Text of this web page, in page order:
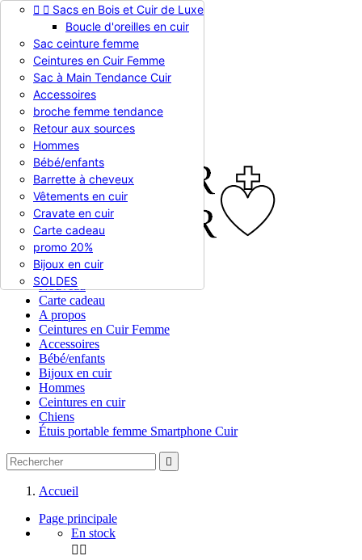
Appelez-nous :0786510612
EUR € 
EUR €
RUB RUB
Connexion
shopping_cart Panier (0)
  En stock
  Sacs en Bois et Cuir de Luxe
Boucle d'oreilles en cuir
Sac ceinture femme
Ceintures en Cuir Femme
Sac à Main Tendance Cuir
Accessoires
broche femme tendance
Retour aux sources
Hommes
Bébé/enfants
Barrette à cheveux
Vêtements en cuir
Cravate en cuir
Carte cadeau
promo 20%
Bijoux en cuir
SOLDES
Nouveau
Carte cadeau
A propos
Ceintures en Cuir Femme
Accessoires
Bébé/enfants
Bijoux en cuir
Hommes
Ceintures en cuir
Chiens
Étuis portable femme Smartphone Cuir

Accueil
Page principale
En stock
 